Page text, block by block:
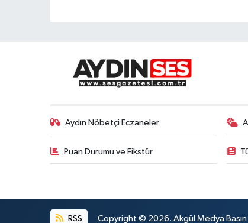
Aydın Nöbetçi Eczaneler
Puan Durumu ve Fikstür
RSS Copyright © 2026. Akgül Medya Basın